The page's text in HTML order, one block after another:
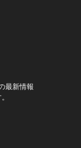
最新情報